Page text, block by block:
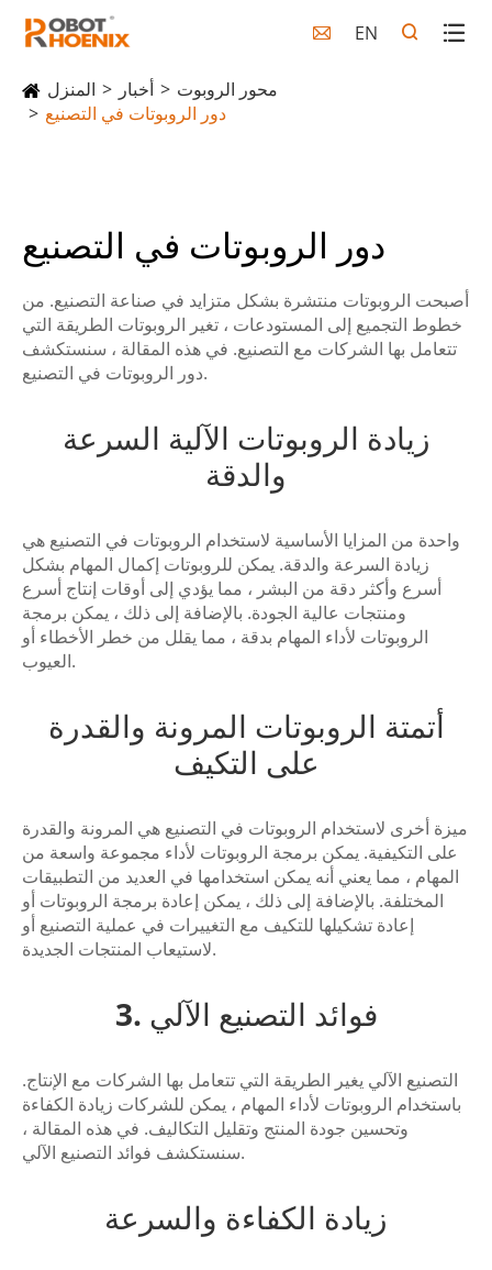
 EN
المنزل أخبار
محور الروبوت
دور الروبوتات في التصنيع
دور الروبوتات في التصنيع
أصبحت الروبوتات منتشرة بشكل متزايد في صناعة التصنيع. من
خطوط التجميع إلى المستودعات ، تغير الروبوتات الطريقة التي
تتعامل بها الشركات مع التصنيع. في هذه المقالة ، سنستكشف
دور الروبوتات في التصنيع.
زيادة الروبوتات الآلية السرعة
والدقة
واحدة من المزايا الأساسية لاستخدام الروبوتات في التصنيع هي
زيادة السرعة والدقة. يمكن للروبوتات إكمال المهام بشكل
أسرع وأكثر دقة من البشر ، مما يؤدي إلى أوقات إنتاج أسرع
ومنتجات عالية الجودة. بالإضافة إلى ذلك ، يمكن برمجة
الروبوتات لأداء المهام بدقة ، مما يقلل من خطر الأخطاء أو
العيوب.
أتمتة الروبوتات المرونة والقدرة
على التكيف
ميزة أخرى لاستخدام الروبوتات في التصنيع هي المرونة والقدرة
على التكيفية. يمكن برمجة الروبوتات لأداء مجموعة واسعة من
المهام ، مما يعني أنه يمكن استخدامها في العديد من التطبيقات
المختلفة. بالإضافة إلى ذلك ، يمكن إعادة برمجة الروبوتات أو
إعادة تشكيلها للتكيف مع التغييرات في عملية التصنيع أو
لاستيعاب المنتجات الجديدة.
3. فوائد التصنيع الآلي
التصنيع الآلي يغير الطريقة التي تتعامل بها الشركات مع الإنتاج.
باستخدام الروبوتات لأداء المهام ، يمكن للشركات زيادة الكفاءة
وتحسين جودة المنتج وتقليل التكاليف. في هذه المقالة ،
سنستكشف فوائد التصنيع الآلي.
زيادة الكفاءة والسرعة